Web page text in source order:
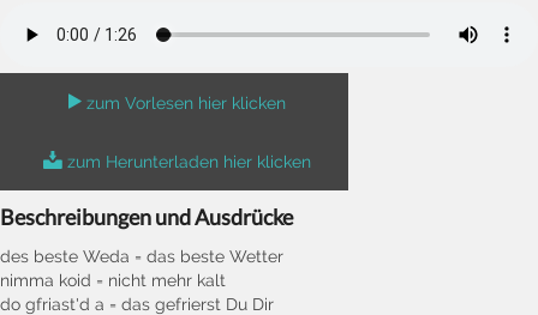
zum Vorlesen hier klicken
zum Herunterladen hier klicken
Beschreibungen und Ausdrücke
des beste Weda = das beste Wetter
nimma koid = nicht mehr kalt
do gfriast'd a = das gefrierst Du Dir